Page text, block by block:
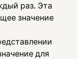
раз. Эта
значение
для